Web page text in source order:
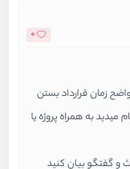
0
زمان قرارداد بستن
به همراه پروژه یا
و گفتگو بیان کنید